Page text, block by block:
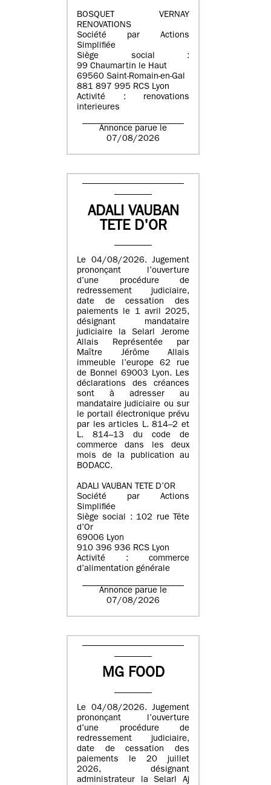
BOSQUET VERNAY
RENOVATIONS
Société par Actions
Simplifiée
Siège social :
99 Chaumartin le Haut
69560 Saint-Romain-en-Gal
881 897 995 RCS Lyon
Activité : renovations
interieures
Annonce parue le
07/08/2026
ADALI VAUBAN
TETE D'OR
Le 04/08/2026. Jugement
prononçant l’ouverture
d’une procédure de
redressement judiciaire,
date de cessation des
paiements le 1 avril 2025,
désignant mandataire
judiciaire la Selarl Jerome
Allais Représentée par
Maître Jérôme Allais
immeuble l’europe 62 rue
de Bonnel 69003 Lyon. Les
déclarations des créances
sont à adresser au
mandataire judiciaire ou sur
le portail électronique prévu
par les articles L. 814–2 et
L. 814–13 du code de
commerce dans les deux
mois de la publication au
BODACC.
ADALI VAUBAN TETE D’OR
Société par Actions
Simplifiée
Siège social : 102 rue Tête
d’Or
69006 Lyon
910 396 936 RCS Lyon
Activité : commerce
d’alimentation générale
Annonce parue le
07/08/2026
MG FOOD
Le 04/08/2026. Jugement
prononçant l’ouverture
d’une procédure de
redressement judiciaire,
date de cessation des
paiements le 20 juillet
2026, désignant
administrateur la Selarl Aj